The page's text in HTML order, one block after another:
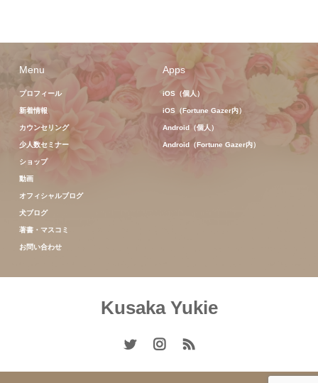
Menu
プロフィール
新着情報
カウンセリング
少人数セミナー
ショップ
動画
オフィシャルブログ
犬ブログ
著書・マスコミ
お問い合わせ
Apps
iOS（個人）
iOS（Fortune Gazer内）
Android（個人）
Android（Fortune Gazer内）
Kusaka Yukie